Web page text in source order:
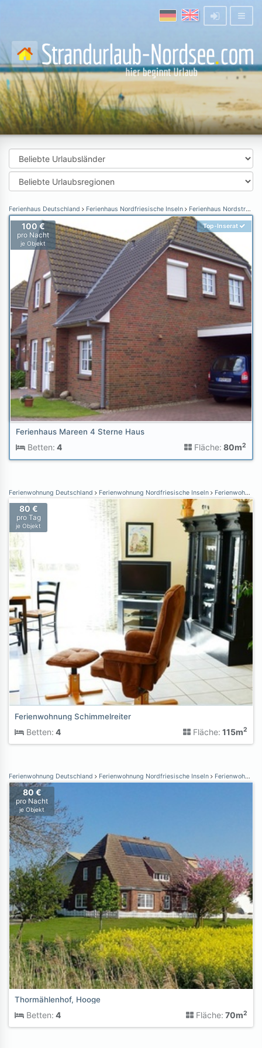
Ferienhaus Deutschland Ferienhaus Nordfriesische Inseln Ferienhaus Nordstrand
100 €
pro Nacht
je Objekt
Top-Inserat
Ferienhaus Mareen 4 Sterne Haus
Betten: 4 Fläche: 80m2
Ferienwohnung Deutschland Ferienwohnung Nordfriesische Inseln Ferienwohnung Nordstrand
80 €
pro Tag
je Objekt
Ferienwohnung Schimmelreiter
Betten: 4 Fläche: 115m2
Ferienwohnung Deutschland Ferienwohnung Nordfriesische Inseln Ferienwohnung Nordstrand
80 €
pro Nacht
je Objekt
Thormählenhof, Hooge
Betten: 4 Fläche: 70m2